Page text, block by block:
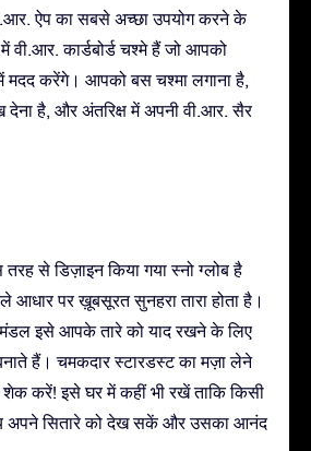
ऐप का सबसे अच्छा उपयोग करने के
वी.आर. कार्डबोर्ड चश्मे हैं जो आपको
मदद करेंगे। आपको बस चश्मा लगाना है,
है, और अंतरिक्ष में अपनी वी.आर. सैर
तरह से डिज़ाइन किया गया स्नो ग्लोब है
आधार पर ख़ूबसूरत सुनहरा तारा होता है।
इसे आपके तारे को याद रखने के लिए
हैं। चमकदार स्टारडस्ट का मज़ा लेने
शेक करें! इसे घर में कहीं भी रखें ताकि किसी
अपने सितारे को देख सकें और उसका आनंद